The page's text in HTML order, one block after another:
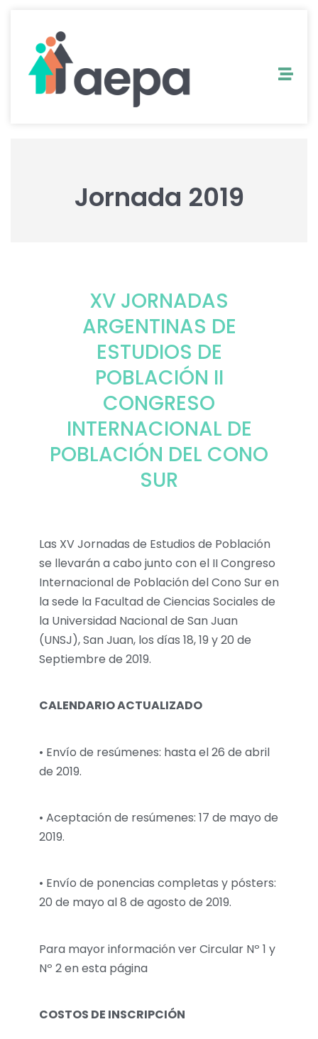
Jornada 2019
XV JORNADAS
ARGENTINAS DE
ESTUDIOS DE
POBLACIÓN II
CONGRESO
INTERNACIONAL DE
POBLACIÓN DEL CONO
SUR
Las XV Jornadas de Estudios de Población
se llevarán a cabo junto con el II Congreso
Internacional de Población del Cono Sur en
la sede la Facultad de Ciencias Sociales de
la Universidad Nacional de San Juan
(UNSJ), San Juan, los días 18, 19 y 20 de
Septiembre de 2019.
CALENDARIO ACTUALIZADO
• Envío de resúmenes: hasta el 26 de abril
de 2019.
• Aceptación de resúmenes: 17 de mayo de
2019.
• Envío de ponencias completas y pósters:
20 de mayo al 8 de agosto de 2019.
Para mayor información ver Circular Nº 1 y
Nº 2 en esta página
COSTOS DE INSCRIPCIÓN